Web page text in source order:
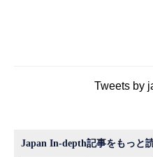
Tweets by
Japan In-depth記事をもっと